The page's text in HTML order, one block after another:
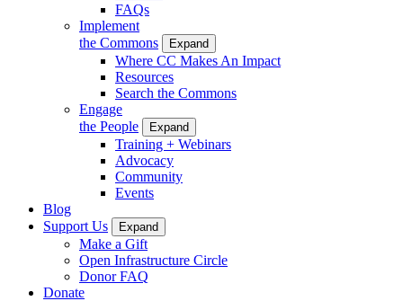
FAQs
Implement
the Commons
Expand
Where CC Makes An Impact
Resources
Search the Commons
Engage
the People
Expand
Training + Webinars
Advocacy
Community
Events
Blog
Support Us
Expand
Make a Gift
Open Infrastructure Circle
Donor FAQ
Donate